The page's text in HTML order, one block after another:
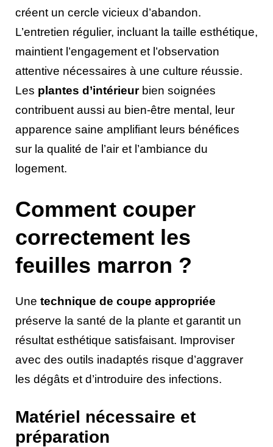
créent un cercle vicieux d’abandon.
L’entretien régulier, incluant la taille esthétique,
maintient l’engagement et l’observation
attentive nécessaires à une culture réussie.
Les plantes d’intérieurbien soignées
contribuent aussi au bien-être mental, leur
apparence saine amplifiant leurs bénéfices
sur la qualité de l’air et l’ambiance du
logement.
Comment couper
correctement les
feuilles marron ?
Une technique de coupe appropriée
préserve la santé de la plante et garantit un
résultat esthétique satisfaisant. Improviser
avec des outils inadaptés risque d’aggraver
les dégâts et d’introduire des infections.
Matériel nécessaire et
préparation